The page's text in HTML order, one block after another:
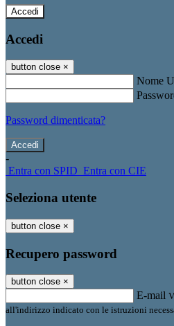
Accedi
Accedi
button close ×
Nome
Password dimenticata?
-
Entra con SPID Entra con CIE
Seleziona utente
button close ×
Recupero password
button close ×
E-mail
all'indirizzo indicato con le istruzioni